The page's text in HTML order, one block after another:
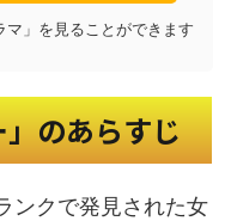
」を見ることができます
のあらすじ
ンクで発見された女